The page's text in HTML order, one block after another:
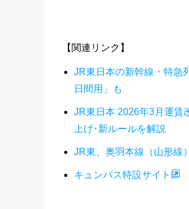
【関連リンク】
JR東日本の新幹線・特急
日間用」も
JR東日本 2026年3月運賃
上げ･新ルールを解説
JR東、奥羽本線（山形線
キュンパス特設サイト